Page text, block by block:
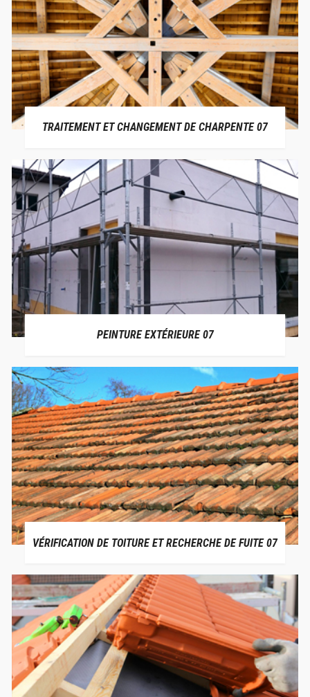
TRAITEMENT ET CHANGEMENT DE CHARPENTE 07
PEINTURE EXTÉRIEURE 07
VÉRIFICATION DE TOITURE ET RECHERCHE DE FUITE 07